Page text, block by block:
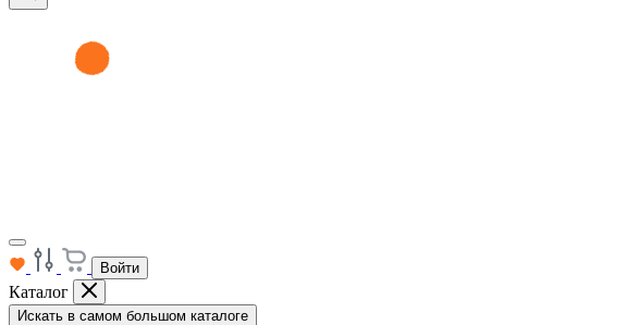
Войти
Каталог
Искать в самом большом каталоге